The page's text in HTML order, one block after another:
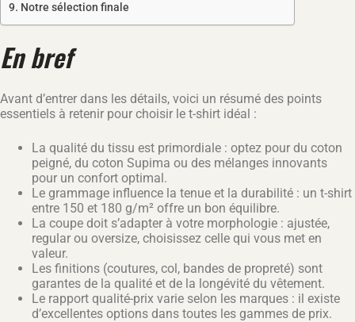
Notre sélection finale
En bref
Avant d’entrer dans les détails, voici un résumé des points
essentiels à retenir pour choisir le t-shirt idéal :
La qualité du tissu est primordiale : optez pour du coton
peigné, du coton Supima ou des mélanges innovants
pour un confort optimal.
Le grammage influence la tenue et la durabilité : un t-shirt
entre 150 et 180 g/m² offre un bon équilibre.
La coupe doit s’adapter à votre morphologie : ajustée,
regular ou oversize, choisissez celle qui vous met en
valeur.
Les finitions (coutures, col, bandes de propreté) sont
garantes de la qualité et de la longévité du vêtement.
Le rapport qualité-prix varie selon les marques : il existe
d’excellentes options dans toutes les gammes de prix.